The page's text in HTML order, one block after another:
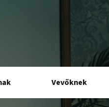
Vevőknek